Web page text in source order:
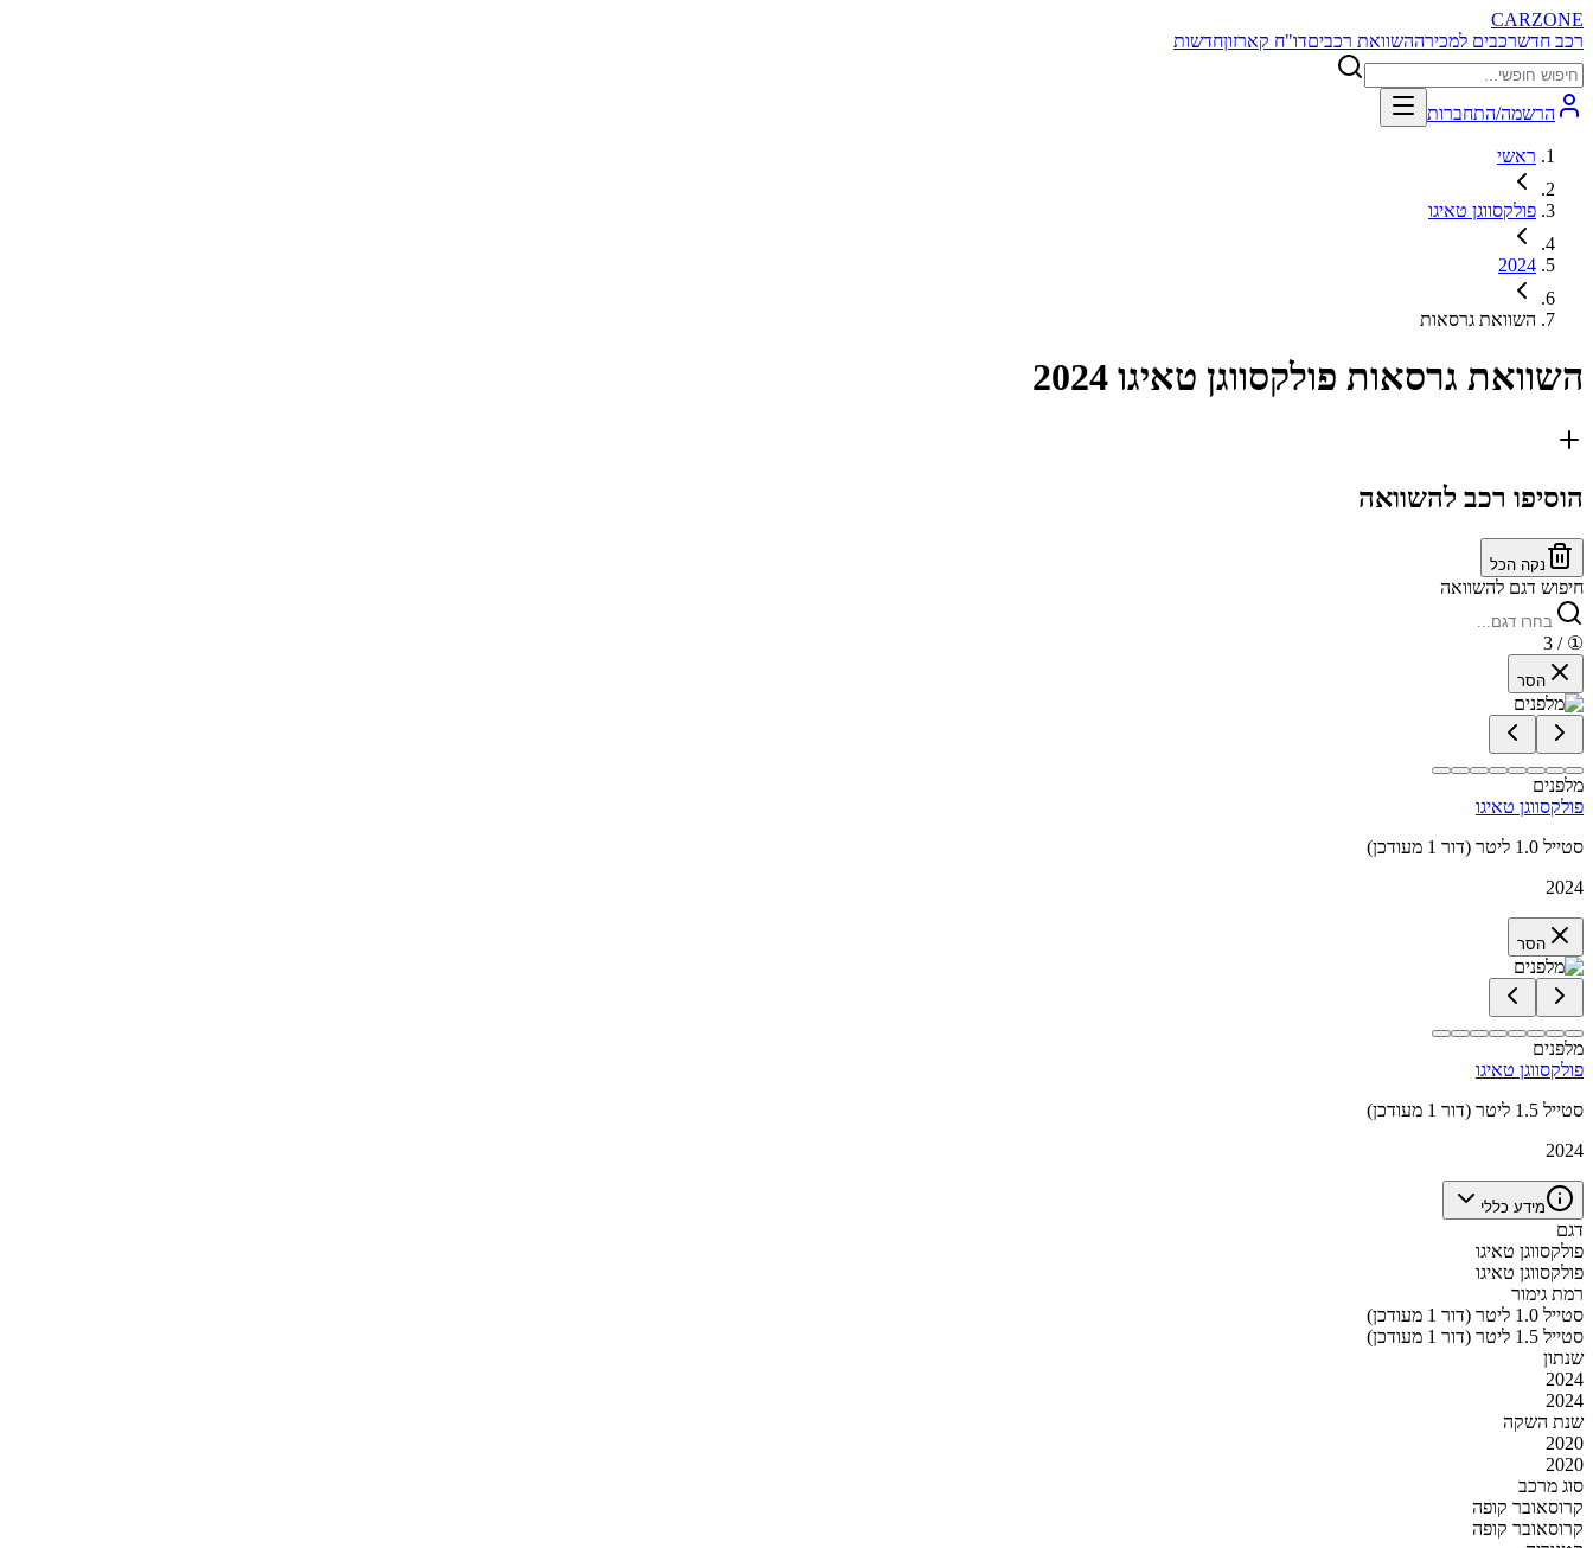
CARZONE
רכב חדשרכבים למכירההשוואת רכביםדו"ח קארזוןחדשות
הרשמה/התחברות
ראשי
פולקסווגן טאיגו
2024
השוואת גרסאות
השוואת גרסאות פולקסווגן טאיגו 2024
הוסיפו רכב להשוואה
נקה הכל
חיפוש דגם להשוואה
①
/ 3
הסר
מלפנים
פולקסווגן טאיגו
סטייל 1.0 ליטר (דור 1 מעודכן)
2024
הסר
מלפנים
פולקסווגן טאיגו
סטייל 1.5 ליטר (דור 1 מעודכן)
2024
מידע כללי
דגם
פולקסווגן טאיגו
פולקסווגן טאיגו
רמת גימור
סטייל 1.0 ליטר (דור 1 מעודכן)
סטייל 1.5 ליטר (דור 1 מעודכן)
שנתון
2024
2024
שנת השקה
2020
2020
סוג מרכב
קרוסאובר קופה
קרוסאובר קופה